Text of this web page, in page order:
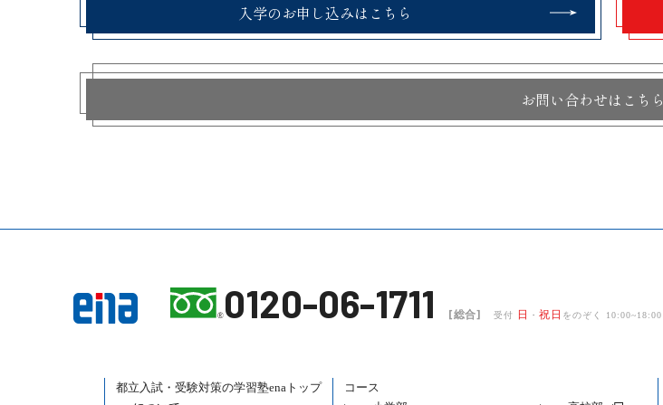
入学のお申し込みはこちら
お問い合わせはこちら
0120-06-1711 [総合] 受付 日 ・祝日 をのぞく 10:00~18:00
都立入試・受験対策の学習塾enaトップ
コース